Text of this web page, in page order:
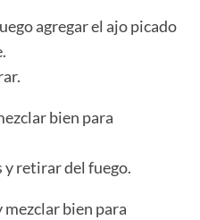
agregar el ajo picado
bien para
retirar del fuego.
bien para